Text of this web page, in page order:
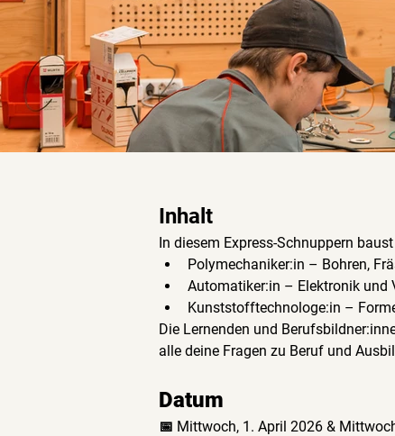
Inhalt
In diesem Express-Schnuppern
Polymechaniker:in – Bohren,
Automatiker:in – Elektronik und
Kunststofftechnologe:in –
Die Lernenden und
alle deine Fragen zu Beruf und
Datum
📅 Mittwoch, 1. April 2026 &